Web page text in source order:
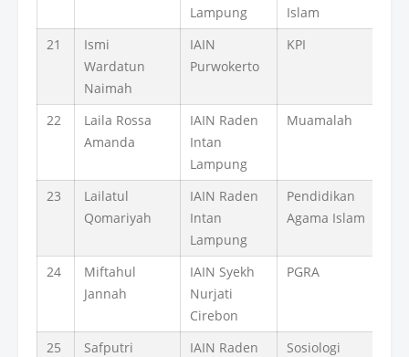
Lampung
Islam
21
Ismi
Wardatun
Naimah
IAIN
Purwokerto
KPI
22
Laila Rossa
Amanda
IAIN Raden
Intan
Lampung
Muamalah
23
Lailatul
Qomariyah
IAIN Raden
Intan
Lampung
Pendidikan
Agama Islam
24
Miftahul
Jannah
IAIN Syekh
Nurjati
Cirebon
PGRA
25
Safputri
IAIN Raden
Sosiologi